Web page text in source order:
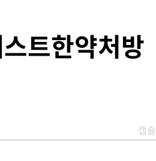
트한약처방
캡슐